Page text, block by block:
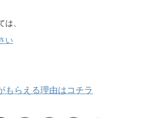
、
い
らえる理由はコチラ